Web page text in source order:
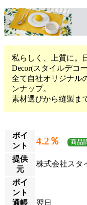
私らしく、上質に。
Decor(スタイルデコー
全て自社オリジナル
ンナップ。
素材選びから縫製ま
ポイ
ント
4.2％ 商品
提供
元
株式会社スタ
ポイ
ント
通帳
翌日